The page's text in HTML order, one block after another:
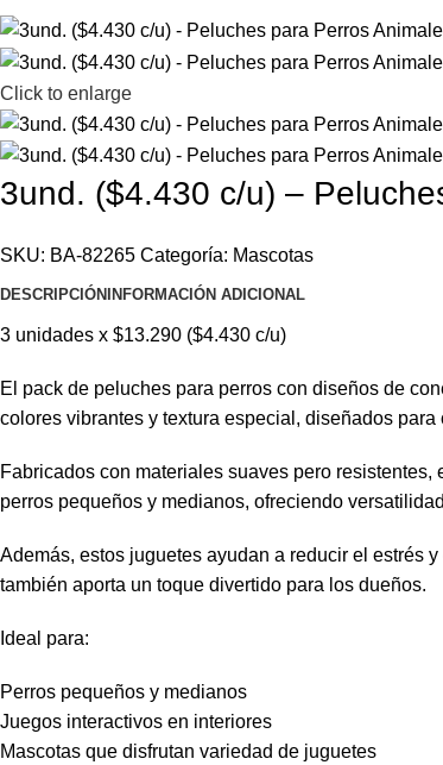
Click to enlarge
3und. ($4.430 c/u) –
SKU: BA-82265 Categoría: Mascotas
DESCRIPCIÓN INFORMACIÓN ADICIONAL
3 unidades x $13.290 ($4.430 c/u)
El pack de peluches para perros con diseños de
colores vibrantes y textura especial, diseñados
Fabricados con materiales suaves pero
perros pequeños y medianos, ofreciendo
Además, estos juguetes ayudan a reducir el estrés
también aporta un toque divertido para los dueños.
Ideal para:
Perros pequeños y medianos
Juegos interactivos en interiores
Mascotas que disfrutan variedad de juguetes